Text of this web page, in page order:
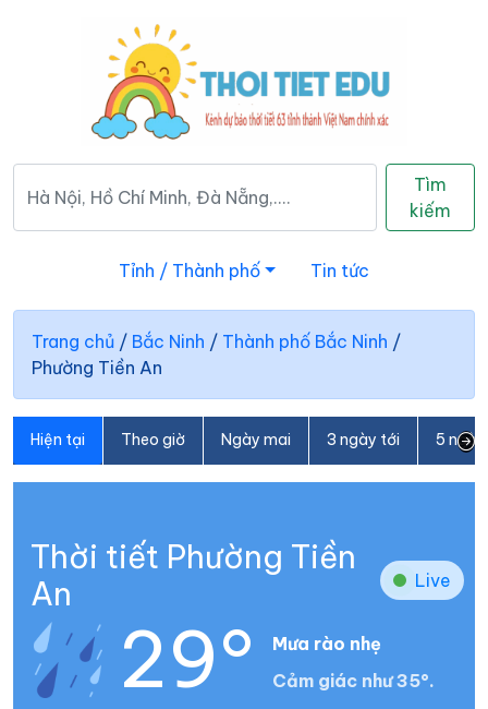
Tìm
kiếm
Tỉnh / Thành phố Tin tức
Trang chủ / Bắc Ninh / Thành phố Bắc Ninh /
Phường Tiền An
Hiện tại Theo giờ Ngày mai 3 ngày tới 5
Thời tiết Phường Tiền
An
Live
29°
Mưa rào nhẹ
Cảm giác như 35°.